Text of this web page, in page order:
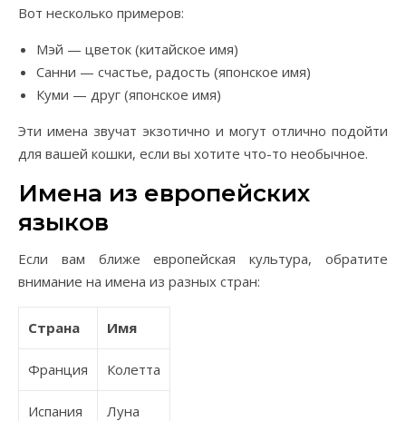
Вот несколько примеров:
Мэй — цветок (китайское имя)
Санни — счастье, радость (японское имя)
Куми — друг (японское имя)
Эти имена звучат экзотично и могут отлично подойти
для вашей кошки, если вы хотите что-то необычное.
Имена из европейских
языков
Если вам ближе европейская культура, обратите
внимание на имена из разных стран:
Страна Имя
Франция Колетта
Испания Луна